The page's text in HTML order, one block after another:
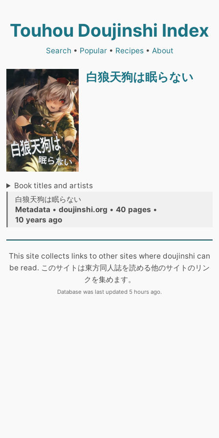
Touhou Doujinshi Index
Search • Popular• Recipes• About
白狼天狗は眠らない
Book titles and artists
白狼天狗は眠らない
Metadata • doujinshi.org • 40 pages •
10 years ago
This site collects links to other sites where doujinshi can
be read. このサイトは東方同人誌を読める他のサイトのリン
クを集めます。
Database was last updated 5 hours ago.